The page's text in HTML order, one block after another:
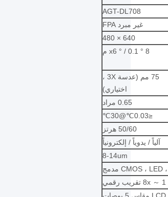
AGT-DL708
غير مبرد FPA
640 × 480
8 ° x6 ° / 0.1 م
75 مم (عدسة 3X ،
اختياري)
0.65 مراد
≤0.03℃@30℃
50/60 هرتز
آلياً / يدوياً / إلكترونياً
8-14um
1 ～ 8x تقريب رقمي